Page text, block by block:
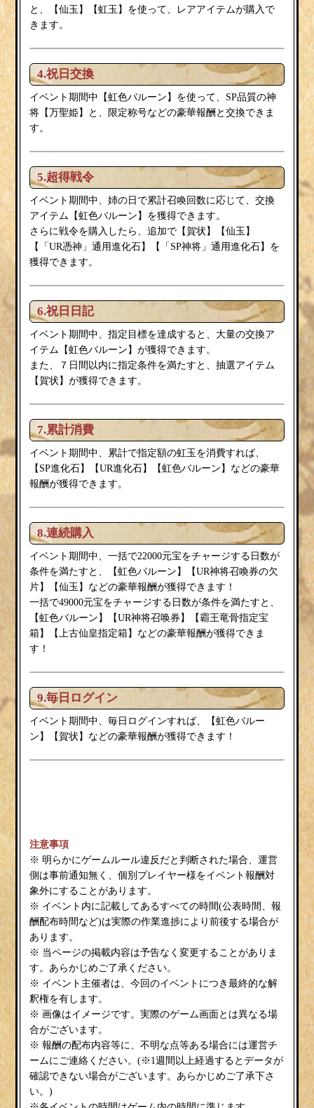
と、【仙玉】【虹玉】を使って、レアアイテムが購入で
きます。
4.祝日交換
イベント期間中【虹色バルーン 】を使って、SP品質の神
将【万聖姫】と、限定称号などの豪華報酬と交換できま
す。
5.超得戦令
イベント期間中、姉の日で累計召喚回数に応じて、交換
アイテム【虹色バルーン 】を獲得できます。
さらに戦令を購入したら、追加で【賀状 】【仙玉】
【「UR憑神」通用進化石】【「SP神将」通用進化石】を
獲得できます。
6.祝日日記
イベント期間中、指定目標を達成すると、大量の交換ア
イテム【虹色バルーン 】が獲得できます。
また、７日間以内に指定条件を満たすと、抽選アイテム
【賀状 】が獲得できます。
7.累計消費
イベント期間中、累計で指定額の虹玉を消費すれば、
【SP進化石】【UR進化石】【虹色バルーン 】などの豪華
報酬が獲得できます。
8.連続購入
イベント期間中、一括で22000元宝をチャージする日数が
条件を満たすと、【虹色バルーン 】【UR神将召喚券の欠
片】【仙玉】などの豪華報酬が獲得できます！
一括で49000元宝をチャージする日数が条件を満たすと、
【虹色バルーン 】【UR神将召唤券】【霸王竜骨指定宝
箱】【上古仙皇指定箱】などの豪華報酬が獲得できま
す！
9.毎日ログイン
イベント期間中、毎日ログインすれば、【虹色バルー
ン 】【賀状 】などの豪華報酬が獲得できます！
注意事項
※ 明らかにゲームルール違反だと判断された場合、運営
側は事前通知無く、個別プレイヤー様をイベント報酬対
象外にすることがあります。
※ イベント内に記載してあるすべての時間(公表時間、報
酬配布時間など)は実際の作業進捗により前後する場合が
あります。
※ 当ページの掲載内容は予告なく変更することがありま
す。あらかじめご了承ください。
※ イベント主催者は、今回のイベントにつき最終的な解
釈権を有します。
※ 画像はイメージです。実際のゲーム画面とは異なる場
合がございます。
※ 報酬の配布内容等に、不明な点等ある場合には運営チ
ームにご連絡ください。(※1週間以上経過するとデータが
確認できない場合がございます。あらかじめご了承下さ
い。)